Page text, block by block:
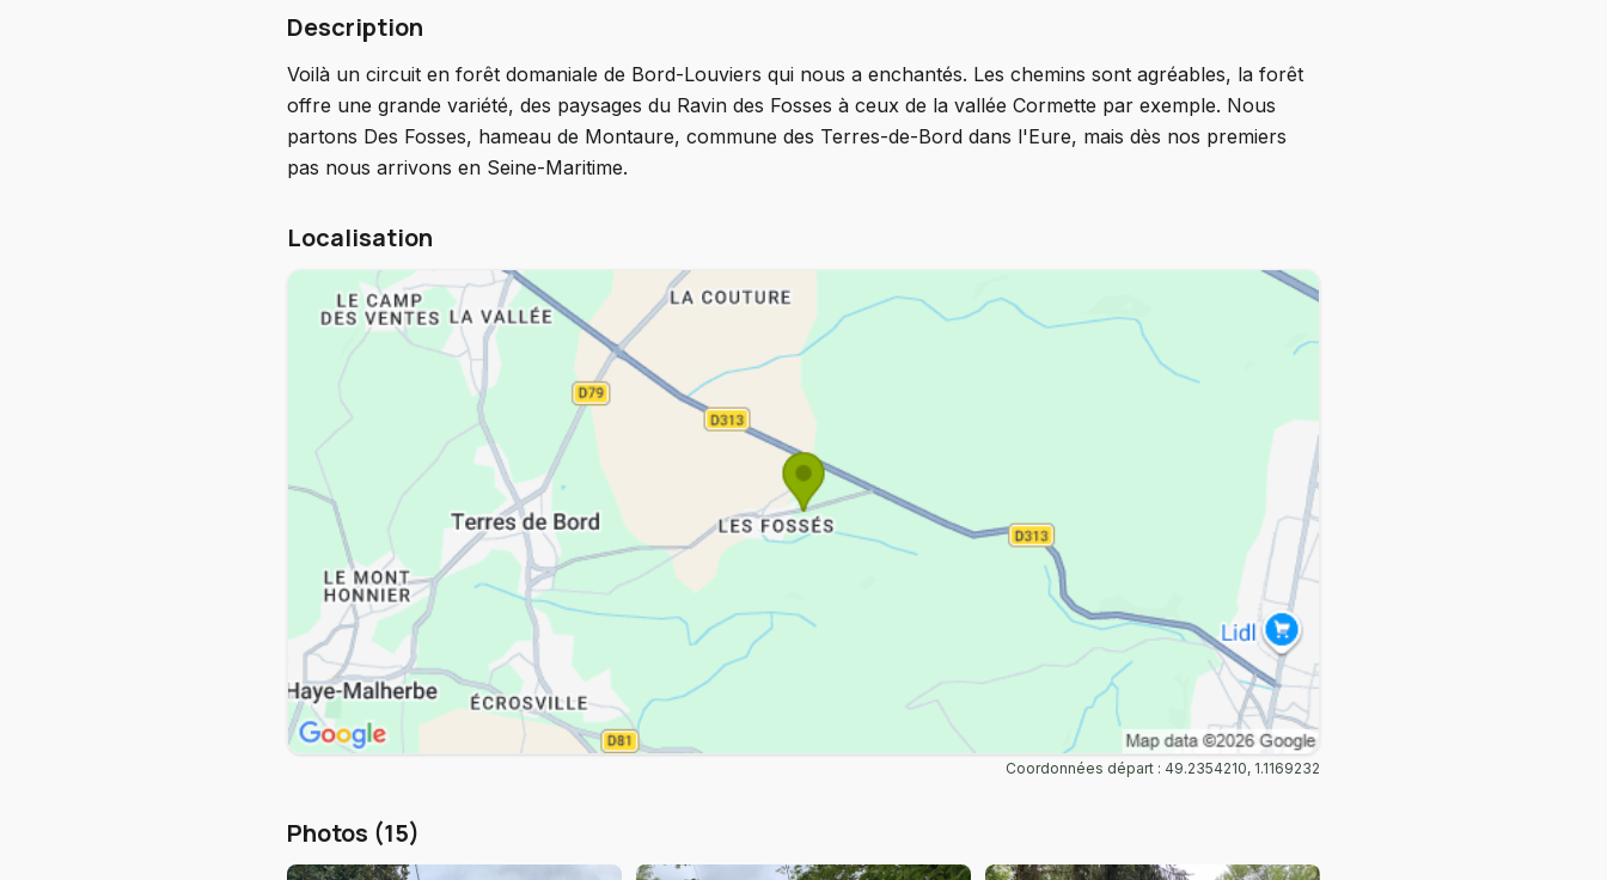
Description
Voilà un circuit en forêt domaniale de Bord-Louviers qui nous a enchantés. Les chemins sont agréables, la forêt
offre une grande variété, des paysages du Ravin des Fosses à ceux de la vallée Cormette par exemple. Nous
partons Des Fosses, hameau de Montaure, commune des Terres-de-Bord dans l'Eure, mais dès nos premiers
pas nous arrivons en Seine-Maritime.
Localisation
Coordonnées départ : 49.2354210, 1.1169232
Photos (15)